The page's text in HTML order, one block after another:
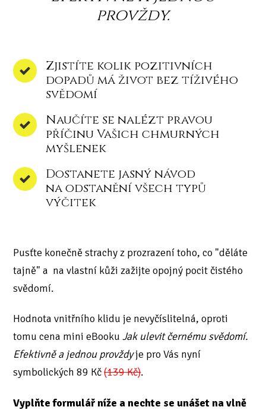
provždy.
Zjistíte kolik pozitivních
dopadů má život bez tíživého
svědomí
Naučíte se nalézt pravou
příčinu Vašich chmurných
myšlenek
Dostanete jasný návod
na odstanění všech typů
výčitek
Pusťte konečně strachy z prozrazení toho, co "děláte
tajně" a na vlastní kůži zažijte opojný pocit čistého
svědomí.
Hodnota vnitřního klidu je nevyčíslitelná, oproti
tomu cena mini eBookuJak ulevit černému svědomí.
Efektivně a jednou provždyje pro Vás nyní
symbolických 89 Kč(139 Kč).
Vyplňte formulář níže a nechte se unášet na vlně